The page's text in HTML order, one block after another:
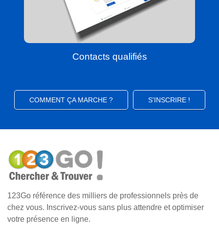
Contacts qualifiés
COMMENT ÇA MARCHE ? S'INSCRIRE !
123Go référence des milliers de professionnels près de
chez vous. Inscrivez-vous sans plus attendre et optimiser
votre présence en ligne.